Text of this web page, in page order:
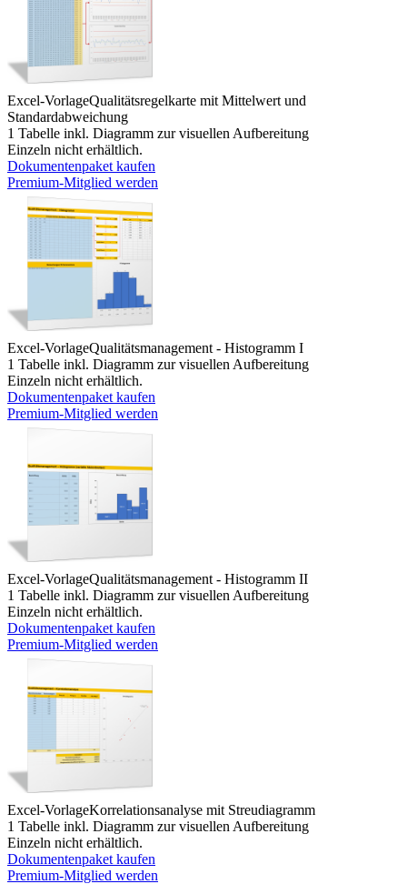
Excel-VorlageQualitätsregelkarte mit Mittelwert und
Standardabweichung
1 Tabelle inkl. Diagramm zur visuellen Aufbereitung
Einzeln nicht erhältlich.
Dokumentenpaket kaufen
Premium-Mitglied werden
Excel-VorlageQualitätsmanagement - Histogramm I
1 Tabelle inkl. Diagramm zur visuellen Aufbereitung
Einzeln nicht erhältlich.
Dokumentenpaket kaufen
Premium-Mitglied werden
Excel-VorlageQualitätsmanagement - Histogramm II
1 Tabelle inkl. Diagramm zur visuellen Aufbereitung
Einzeln nicht erhältlich.
Dokumentenpaket kaufen
Premium-Mitglied werden
Excel-VorlageKorrelationsanalyse mit Streudiagramm
1 Tabelle inkl. Diagramm zur visuellen Aufbereitung
Einzeln nicht erhältlich.
Dokumentenpaket kaufen
Premium-Mitglied werden